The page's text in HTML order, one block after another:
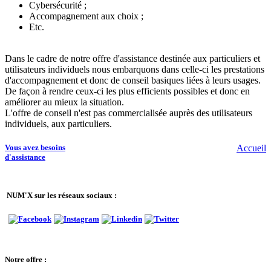
Cybersécurité ;
Accompagnement aux choix ;
Etc.
Dans le cadre de notre offre d'assistance destinée aux particuliers et
utilisateurs individuels nous embarquons dans celle-ci les prestations
d'accompagnement et donc de conseil basiques liées à leurs usages.
De façon à rendre ceux-ci les plus efficients possibles et donc en
améliorer au mieux la situation.
L'offre de conseil n'est pas commercialisée auprès des utilisateurs
individuels, aux particuliers.
Accueil
Vous avez besoins
d'assistance
NUM'X sur les réseaux sociaux :
Notre offre :